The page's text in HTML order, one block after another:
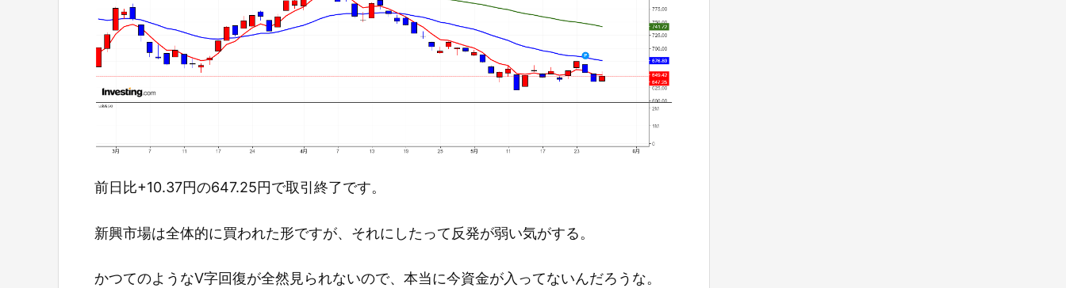
前日比+10.37円の647.25円で取引終了です。
新興市場は全体的に買われた形ですが、それにしたって反発が弱い気がする。
かつてのようなV字回復が全然見られないので、本当に今資金が入ってないんだろうな。